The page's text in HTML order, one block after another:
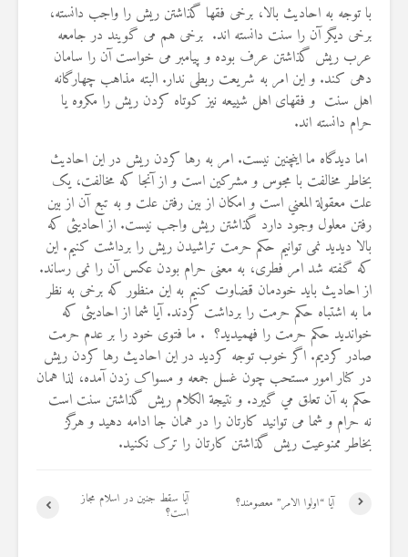
با توجه به احادیث بالا، برخی فقها گذاشتن ریش را واجب دانسته،
برخی دیگر آن را سنت دانسته اند. برخی هم می گویند در جامعه
عرب ریش گذاشتن عرف بوده و پیامبر می خواست آن را سامان
دهی کند. و این امر به شریعت ربطی ندار. البته مذاهب چهارگانه
اهل سنت و فقهای اهل شییعه نیز کوتاه کردن ريش را مکروه يا
حرام دانسته اند.
اما دیدگاه ما اینچنین نیست. امر به رها کردن ريش در اين احاديث
بخاطر مخالفت با مجوس و مشرکين است و از آنجا که مخالفت، يک
علت معقولة المعني است و امکان از بين رفتن علت و به تبع آن از بين
رفتن معلول وجود دارد گذاشتن ريش واجب نيست. از احادیثی که
بالا دیدید نمی توانیم حکم حرمت تراشیدن ریش را برداشت کنیم. این
که گفته شد امر فطری، به معنی حرام بودن عکس آن را نمی رساند.
از احادیث باید خودمان قضاوت کنیم به این منظور که برخی به نظر
ما به اشتباه حکم حرمت را برداشت کردند. آیا شما از احادیثی که
خواندید حکم حرمت را فهمیدید؟ . ما فتوی خود را بر عدم حرمت
صادر کردیم. اگر خوب توجه کردید در اين احاديث رها کردن ريش
در کنار امور مستحب چون غسل جمعه و مسواک زدن آمده، لذا همان
حکم به آن تعلق مي گيرد. و نتیجة الکلام ریش گذاشتن سنت است
نه حرام و شما می توانید کارتان را در همان جا ادامه دهید و هرگز
بخاطر ممنوعیت ریش گذاشتن کارتان را ترک نکنید.
آیا سقط جنین در اسلام مجاز
است؟
آیا “اولوا الامر” معصومند؟